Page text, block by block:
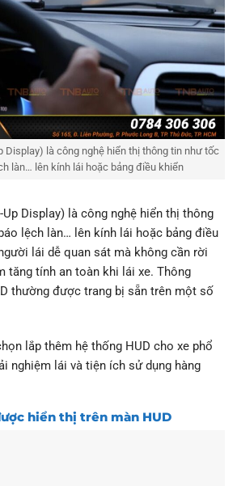
Display) là công nghệ hiển thị thông tin như tốc
làn… lên kính lái hoặc bảng điều khiển
Up Display) là công nghệ hiển thị thông
lệch làn… lên kính lái hoặc bảng điều
lái dễ quan sát mà không cần rời
tăng tính an toàn khi lái xe. Thông
thường được trang bị sẵn trên một số
lắp thêm hệ thống HUD cho xe phổ
nghiệm lái và tiện ích sử dụng hàng
hiển thị trên màn HUD